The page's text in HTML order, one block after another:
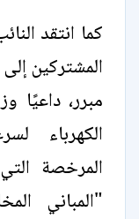
كما انتقد
المشتركين
مبرر، داعيًا
الكهرباء
المرخصة
"المباني